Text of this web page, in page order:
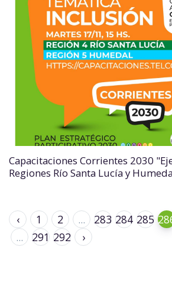
Capacitaciones Corrientes 2030
Regiones Río Santa Lucía y
‹ 1 2 ... 283 284 285
...
291 292 ›